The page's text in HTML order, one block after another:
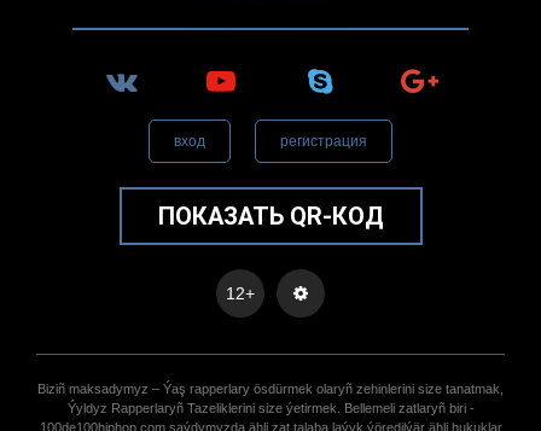
вход регистрация
ПОКАЗАТЬ QR-КОД
12+
Biziñ maksadymyz – Ýaş rapperlary ösdürmek olaryñ zehinlerini size tanatmak,
Ýyldyz Rapperlaryñ Tazeliklerini size ýetirmek. Bellemeli zatlaryñ biri -
100de100hiphop.com saýdymyzda ähli zat talaba laýyk ýöredilýär ähli hukuklar